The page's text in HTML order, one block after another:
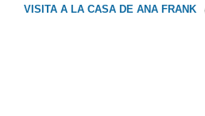
VISITA A LA CASA DE ANA FRANK